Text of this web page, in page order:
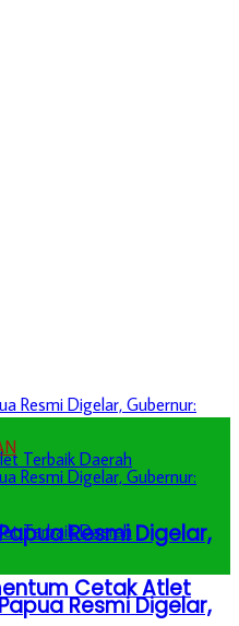
Resmi Digelar,
Cetak Atlet
Resmi Digelar,